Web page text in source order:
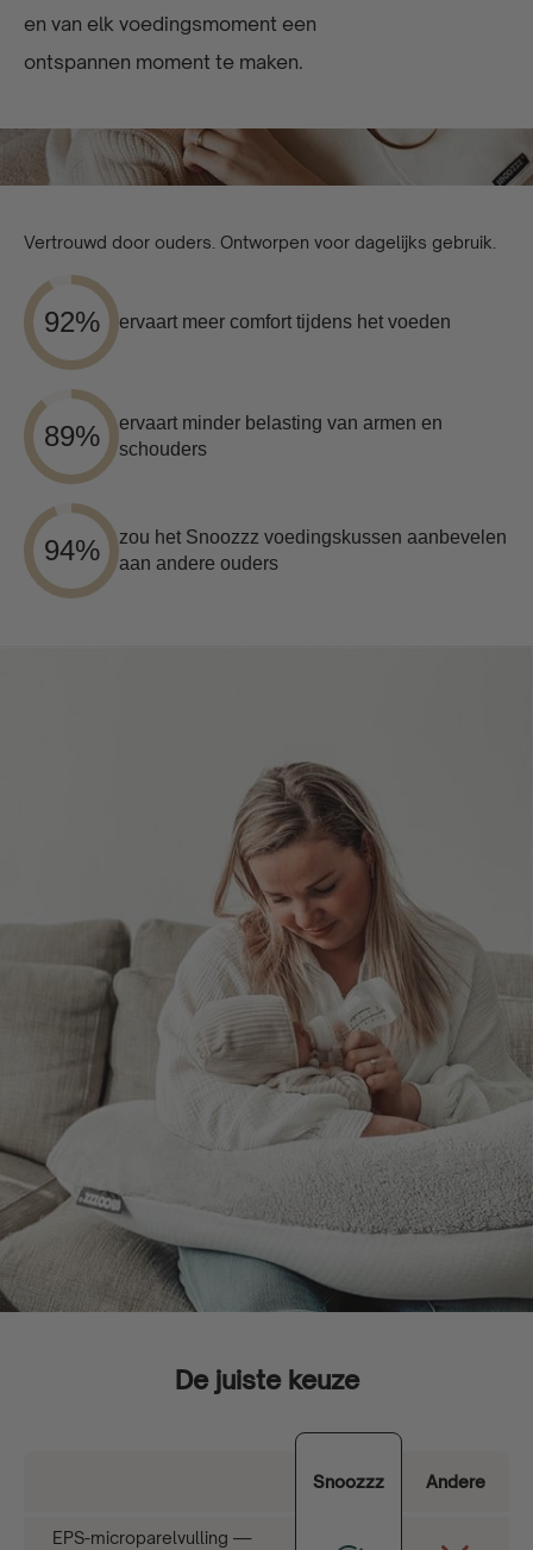
en van elk voedingsmoment een
ontspannen moment te maken.
Vertrouwd door ouders. Ontworpen voor dagelijks gebruik.
92% ervaart meer comfort tijdens het voeden
89%
ervaart minder belasting van armen en
schouders
94%
zou het Snoozzz voedingskussen aanbevelen
aan andere ouders
De juiste keuze
Snoozzz Andere
EPS-microparelvulling —